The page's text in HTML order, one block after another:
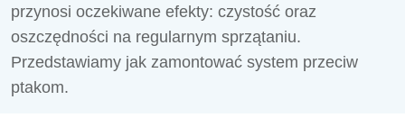
przynosi oczekiwane efekty: czystość oraz
oszczędności na regularnym sprzątaniu.
Przedstawiamy jak zamontować system przeciw
ptakom.